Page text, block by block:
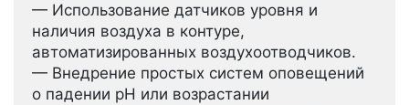
— Использование датчиков уровня и
наличия воздуха в контуре,
автоматизированных воздухоотводчиков.
— Внедрение простых систем оповещений
о падении pH или возрастании